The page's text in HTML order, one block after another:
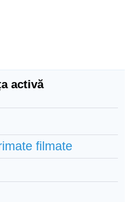
activă
filmate